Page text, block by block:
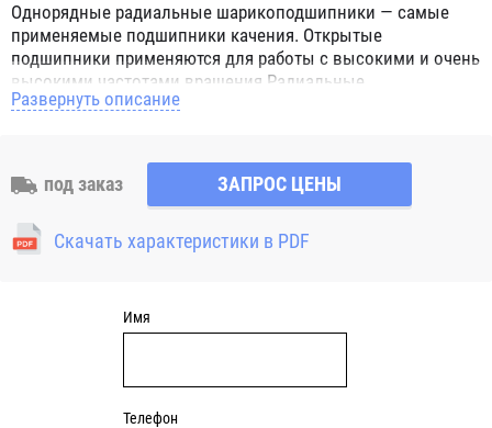
Однорядные радиальные шарикоподшипники — самые
применяемые подшипники качения. Открытые
подшипники применяются для работы с высокими и очень
высокими частотами вращения.Радиальные
шарикоподшипники обозначением 2Z ZZ с обеих сторон
обозначением 2RS 2RS1 2RSH 2RSR имеют с обеих сторон
контактные уплотнения из бутадиен-нитрильного каучука
(NBR) и пригодны для средних частот вращения. Также
поставляются подшипники с бесконтактными
Развернуть описание
под заказ ЗАПРОС ЦЕНЫ
Скачать характеристики в PDF
Имя
Телефон